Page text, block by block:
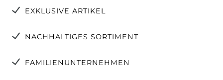
EXKLUSIVE ARTIKEL
NACHHALTIGES SORTIMENT
FAMILIENUNTERNEHMEN